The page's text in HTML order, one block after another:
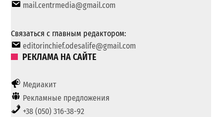
mail.centrmedia@gmail.com
Связаться с главным редактором:
editorinchief.odesalife@gmail.com
РЕКЛАМА НА САЙТЕ
Медиакит
Рекламные предложения
+38 (050) 316-38-92